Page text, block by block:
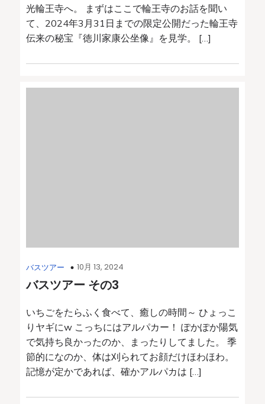
光輪王寺へ。 まずはここで輪王寺のお話を聞い
て、2024年3月31日までの限定公開だった輪王寺
伝来の秘宝『徳川家康公坐像』を見学。 […]
バスツアー 10月 13, 2024
バスツアー その3
いちごをたらふく食べて、癒しの時間～ ひょっこ
りヤギにw こっちにはアルパカー！ ぽかぽか陽気
で気持ち良かったのか、まったりしてました。 季
節的になのか、体は刈られてお顔だけほわほわ。
記憶が定かであれば、確かアルパカは […]